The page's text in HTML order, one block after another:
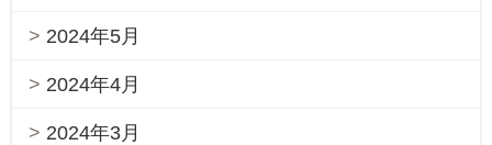
2024年5月
2024年4月
2024年3月